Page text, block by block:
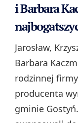
i Barbara
Jarosław,
Barbara
rodzinnej
producenta
gminie